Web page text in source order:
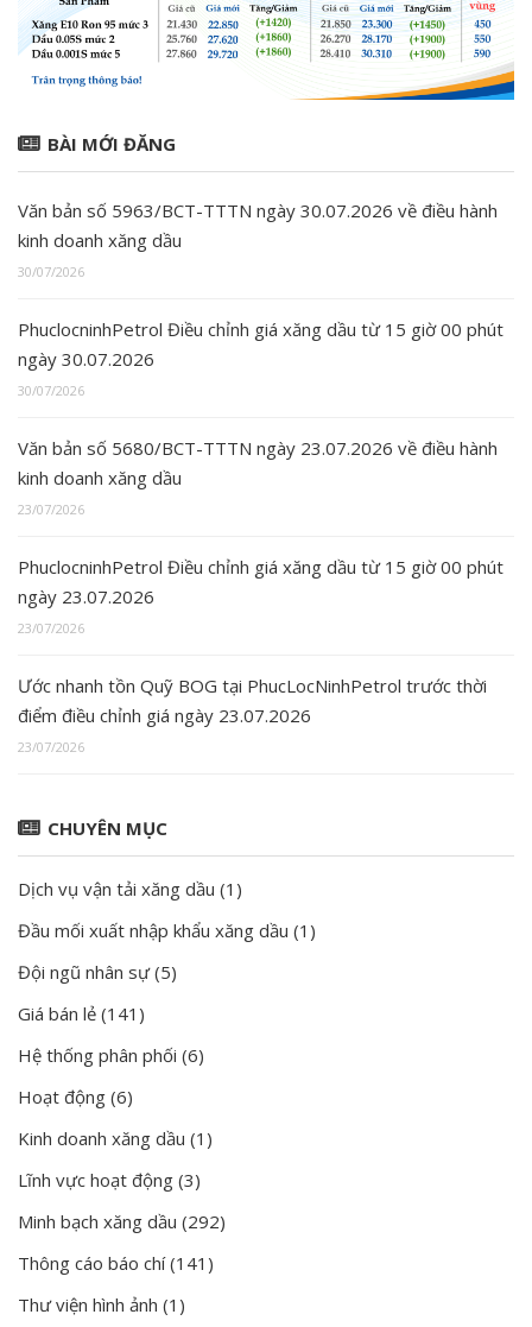
BÀI MỚI ĐĂNG
Văn bản số 5963/BCT-TTTN ngày 30.07.2026 về điều hành
kinh doanh xăng dầu
30/07/2026
PhuclocninhPetrol Điều chỉnh giá xăng dầu từ 15 giờ 00 phút
ngày 30.07.2026
30/07/2026
Văn bản số 5680/BCT-TTTN ngày 23.07.2026 về điều hành
kinh doanh xăng dầu
23/07/2026
PhuclocninhPetrol Điều chỉnh giá xăng dầu từ 15 giờ 00 phút
ngày 23.07.2026
23/07/2026
Ước nhanh tồn Quỹ BOG tại PhucLocNinhPetrol trước thời
điểm điều chỉnh giá ngày 23.07.2026
23/07/2026
CHUYÊN MỤC
Dịch vụ vận tải xăng dầu (1)
Đầu mối xuất nhập khẩu xăng dầu (1)
Đội ngũ nhân sự(5)
Giá bán lẻ (141)
Hệ thống phân phối (6)
Hoạt động (6)
Kinh doanh xăng dầu (1)
Lĩnh vực hoạt động (3)
Minh bạch xăng dầu (292)
Thông cáo báo chí(141)
Thư viện hình ảnh (1)